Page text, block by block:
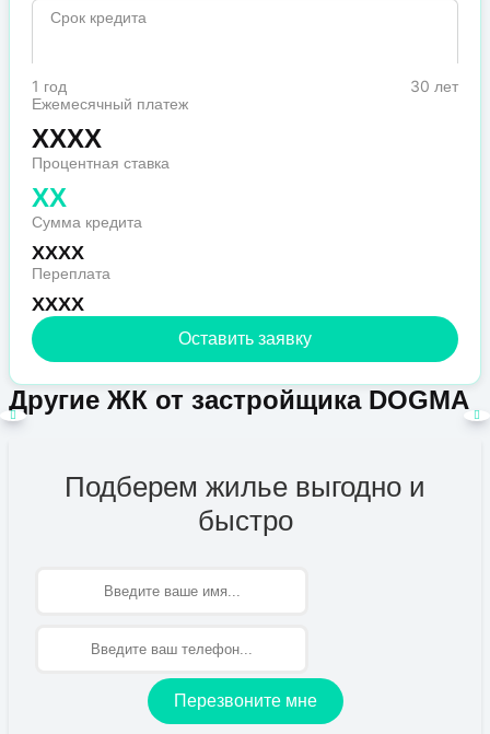
Срок кредита
1 год
30 лет
Ежемесячный платеж
XXXX
Процентная ставка
XX
Сумма кредита
XXXX
Переплата
XXXX
Оставить заявку
Другие ЖК от застройщика DOGMA
Подберем жилье выгодно и
быстро
Перезвоните мне